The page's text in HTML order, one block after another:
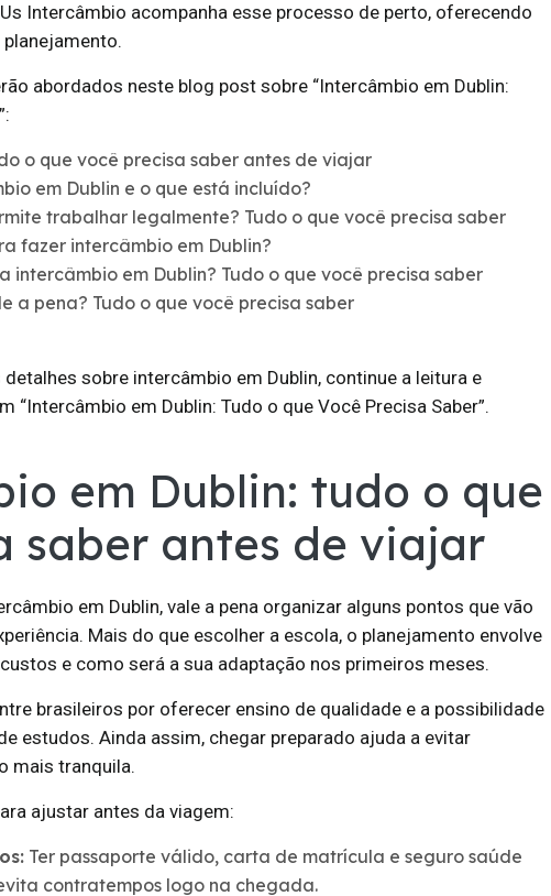
Intercâmbio acompanha esse processo de perto, oferecendo
abordados neste blog post sobre “Intercâmbio em Dublin:
o que você precisa saber antes de viajar
em Dublin e o que está incluído?
trabalhar legalmente? Tudo o que você precisa saber
fazer intercâmbio em Dublin?
intercâmbio em Dublin? Tudo o que você precisa saber
a pena? Tudo o que você precisa saber
sobre intercâmbio em Dublin, continue a leitura e
“Intercâmbio em Dublin: Tudo o que Você Precisa Saber”.
em Dublin: tudo o que
saber antes de viajar
em Dublin, vale a pena organizar alguns pontos que vão
Mais do que escolher a escola, o planejamento envolve
e como será a sua adaptação nos primeiros meses.
brasileiros por oferecer ensino de qualidade e a possibilidade
estudos. Ainda assim, chegar preparado ajuda a evitar
mais tranquila.
ajustar antes da viagem:
Ter passaporte válido, carta de matrícula e seguro saúde
contratempos logo na chegada.